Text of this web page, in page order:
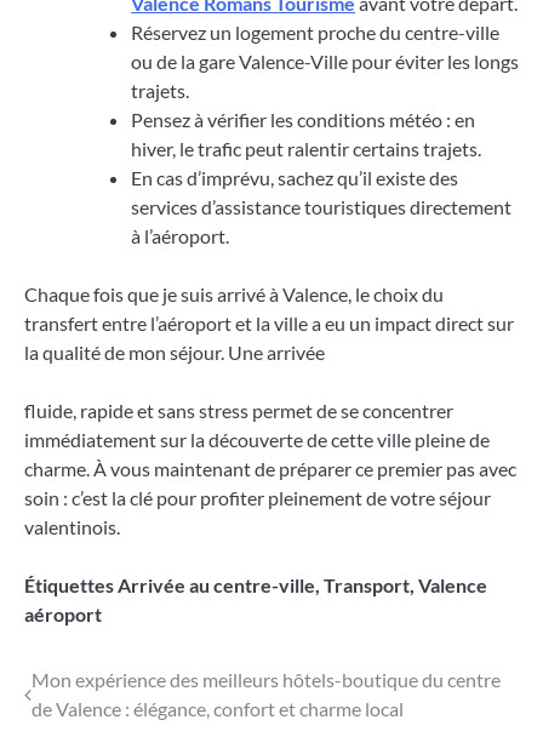
Réservez un logement proche du centre-ville
ou de la gare Valence-Ville pour éviter les longs
trajets.
Pensez à vérifier les conditions météo : en
hiver, le trafic peut ralentir certains trajets.
En cas d’imprévu, sachez qu’il existe des
services d’assistance touristiques directement
à l’aéroport.
Chaque fois que je suis arrivé à Valence, le choix du
transfert entre l’aéroport et la ville a eu un impact direct sur
la qualité de mon séjour. Une arrivée
fluide, rapide et sans stress permet de se concentrer
immédiatement sur la découverte de cette ville pleine de
charme. À vous maintenant de préparer ce premier pas avec
soin : c’est la clé pour profiter pleinement de votre séjour
valentinois.
ÉtiquettesArrivée au centre-ville, Transport, Valence
aéroport
Navigation
Mon expérience des meilleurs hôtels-boutique du centre
de Valence : élégance, confort et charme local